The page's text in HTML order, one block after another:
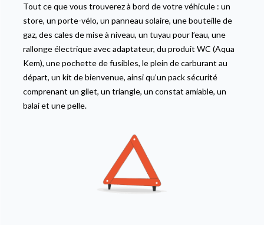
Tout ce que vous trouverez à bord de votre véhicule : un
store, un porte-vélo, un panneau solaire, une bouteille de
gaz, des cales de mise à niveau, un tuyau pour l’eau, une
rallonge électrique avec adaptateur, du produit WC (Aqua
Kem), une pochette de fusibles, le plein de carburant au
départ, un kit de bienvenue, ainsi qu’un pack sécurité
comprenant un gilet, un triangle, un constat amiable, un
balai et une pelle.